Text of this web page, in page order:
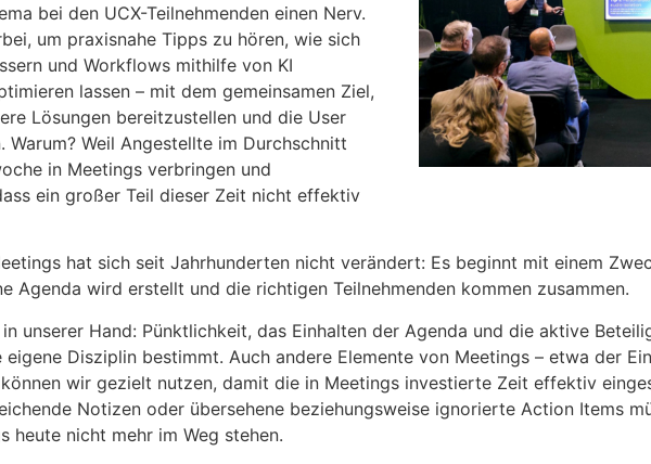
bei den UCX-Teilnehmenden einen Nerv.
um praxisnahe Tipps zu hören, wie sich
und Workflows mithilfe von KI
lassen – mit dem gemeinsamen Ziel,
Lösungen bereitzustellen und die User
Warum? Weil Angestellte im Durchschnitt
in Meetings verbringen und
ein großer Teil dieser Zeit nicht effektiv
hat sich seit Jahrhunderten nicht verändert: Es beginnt mit einem
Agenda wird erstellt und die richtigen Teilnehmenden kommen zusammen.
unserer Hand: Pünktlichkeit, das Einhalten der Agenda und die aktive
Disziplin bestimmt. Auch andere Elemente von Meetings – etwa der
wir gezielt nutzen, damit die in Meetings investierte Zeit effektiv
Notizen oder übersehene beziehungsweise ignorierte Action Items
heute nicht mehr im Weg stehen.